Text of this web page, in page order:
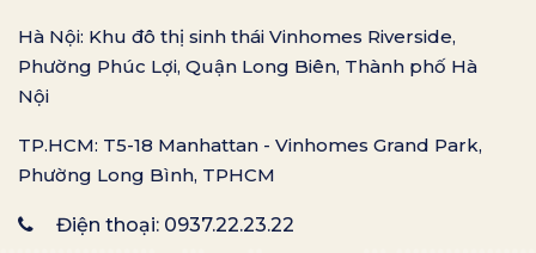
Hà Nội: Khu đô thị sinh thái Vinhomes Riverside,
Phường Phúc Lợi, Quận Long Biên, Thành phố Hà
Nội
TP.HCM: T5-18 Manhattan - Vinhomes Grand Park,
Phường Long Bình, TPHCM
Điện thoại: 0937.22.23.22